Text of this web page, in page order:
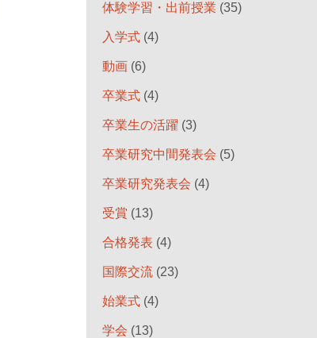
体験学習・出前授業 (35)
入学式 (4)
動画 (6)
卒業式 (4)
卒業生の活躍 (3)
卒業研究中間発表会 (5)
卒業研究発表会 (4)
受賞 (13)
合格発表 (4)
国際交流 (23)
始業式 (4)
学会 (13)